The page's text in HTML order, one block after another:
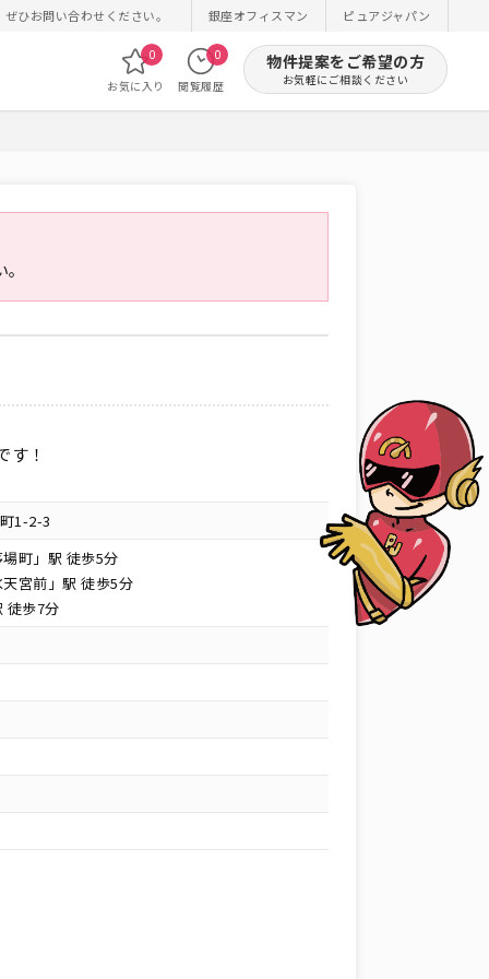
ひお問い合わせください。 銀座オフィスマン ピュアジャパン
お気に入り
0
閲覧履歴
0 物件提案をご希望の方
お気軽にご相談ください
す！
1-2-3
町」駅 徒歩5分
宮前」駅 徒歩5分
徒歩7分